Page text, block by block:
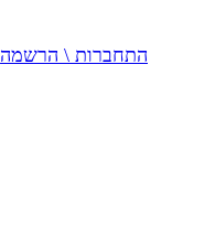
התחברות \ הרשמה